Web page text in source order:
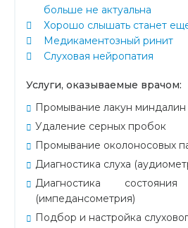
больше не актуальна
Хорошо слышать станет
Медикаментозный ринит
Слуховая нейропатия
Услуги, оказываемые врачом:
Промывание лакун миндалин
Удаление серных пробок
Промывание околоносовых
Диагностика слуха
Диагностика
(импедансометрия)
Подбор и настройка